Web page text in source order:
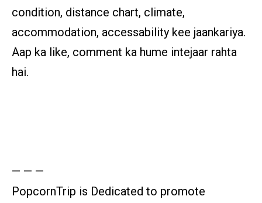
condition, distance chart, climate,
accommodation, accessability kee jaankariya.
Aap ka like, comment ka hume intejaar rahta
hai.
— — —
PopcornTrip is Dedicated to promote